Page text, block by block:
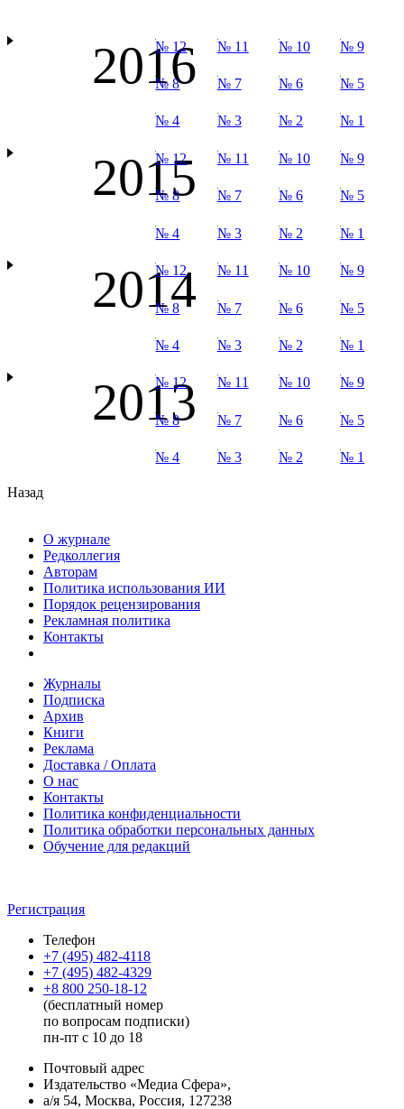
2016
№ 12 № 11 № 10 № 9
№ 8 № 7 № 6 № 5
№ 4 № 3 № 2 № 1
2015
№ 12 № 11 № 10 № 9
№ 8 № 7 № 6 № 5
№ 4 № 3 № 2 № 1
2014
№ 12 № 11 № 10 № 9
№ 8 № 7 № 6 № 5
№ 4 № 3 № 2 № 1
2013
№ 12 № 11 № 10 № 9
№ 8 № 7 № 6 № 5
№ 4 № 3 № 2 № 1
Назад
О журнале
Редколлегия
Авторам
Политика использования ИИ
Порядок рецензирования
Рекламная политика
Контакты
Журналы
Подписка
Архив
Книги
Реклама
Доставка / Оплата
О нас
Контакты
Политика конфиденциальности
Политика обработки персональных данных
Обучение для редакций
Регистрация
Телефон
+7 (495) 482-4118
+7 (495) 482-4329
+8 800 250-18-12
(бесплатный номер
по вопросам подписки)
пн-пт с 10 до 18
Почтовый адрес
Издательство «Медиа Сфера»,
а/я 54, Москва, Россия, 127238